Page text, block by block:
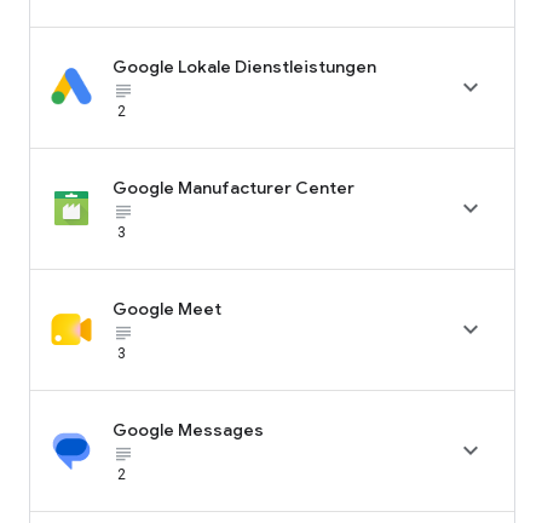
Google Lokale Dienstleistungen
subject_black
2

Google Manufacturer Center
subject_black
3

Google Meet
subject_black
3

Google Messages
subject_black
2
